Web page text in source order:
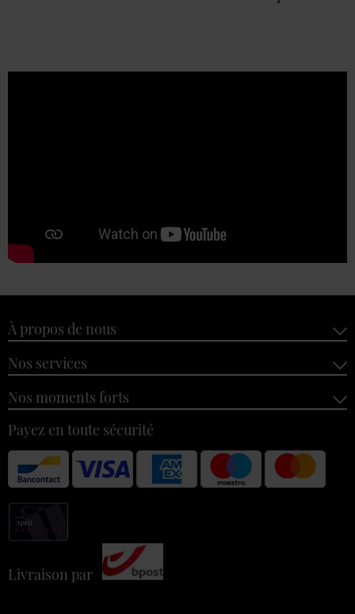
À propos de nous
Nos services
Nos moments forts
Payez en toute sécurité
Livraison par